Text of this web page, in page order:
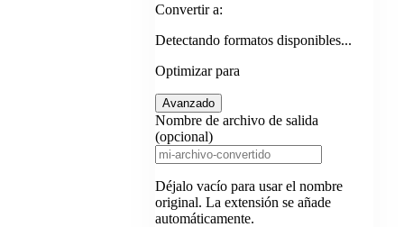
Convertir a:
Detectando formatos disponibles...
Optimizar para
Avanzado
Nombre de archivo de salida
(opcional)
Déjalo vacío para usar el nombre
original. La extensión se añade
automáticamente.